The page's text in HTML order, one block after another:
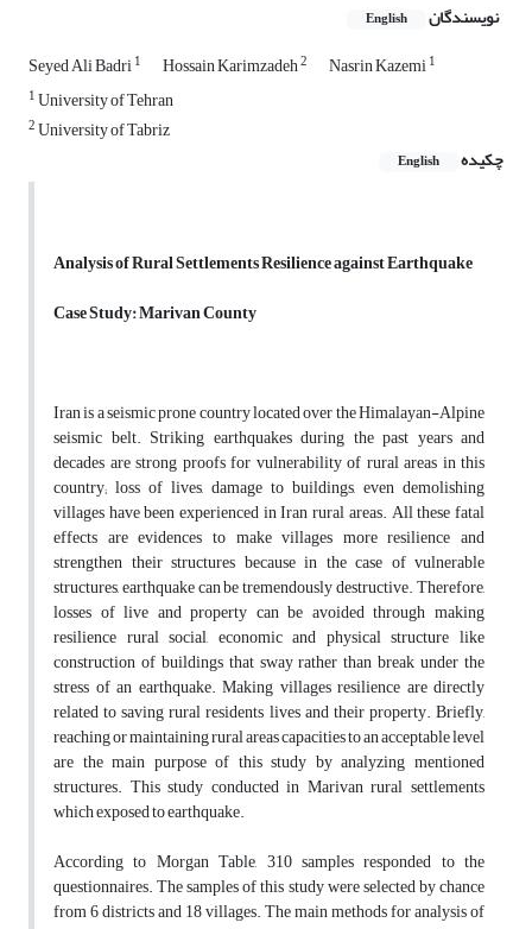
نویسندگان English
Seyed Ali Badri1 Hossain Karimzadeh2 Nasrin Kazemi1
1University of Tehran
2University of Tabriz
چکیده
English
Analysis of Rural Settlements Resilience against Earthquake
Case Study: Marivan County
Iran is a seismic prone country located over the Himalayan-Alpine
seismic belt. Striking earthquakes during the past years and
decades are strong proofs for vulnerability of rural areas in this
country; loss of lives, damage to buildings, even demolishing
villages have been experienced in Iran rural areas. All these fatal
effects are evidences to make villages more resilience and
strengthen their structures because in the case of vulnerable
structures, earthquake can be tremendously destructive. Therefore,
losses of live and property can be avoided through making
resilience rural social, economic and physical structure like
construction of buildings that sway rather than break under the
stress of an earthquake. Making villages resilience are directly
related to saving rural residents lives and their property. Briefly,
reaching or maintaining rural areas capacities to an acceptable level
are the main purpose of this study by analyzing mentioned
structures. This study conducted in Marivan rural settlements
which exposed to earthquake.
According to Morgan Table, 310 samples responded to the
questionnaires. The samples of this study were selected by chance
from 6 districts and 18 villages. The main methods for analysis of